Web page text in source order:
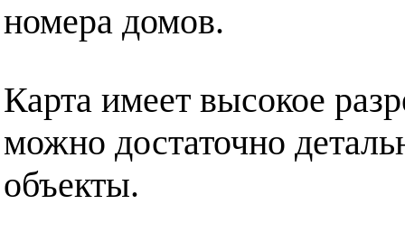
номера домов.
Карта имеет высокое
можно достаточно
объекты.